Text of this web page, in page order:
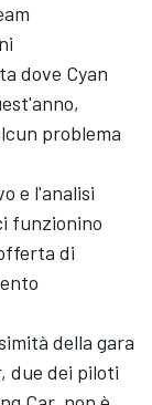
dove Cyan
problema
e l'analisi
funzionino
di
della gara
due dei piloti